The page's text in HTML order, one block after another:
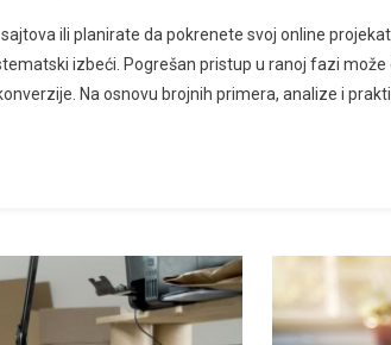
ili planirate da pokrenete svoj online
izbeći. Pogrešan pristup u ranoj fazi
Na osnovu brojnih primera, analize i